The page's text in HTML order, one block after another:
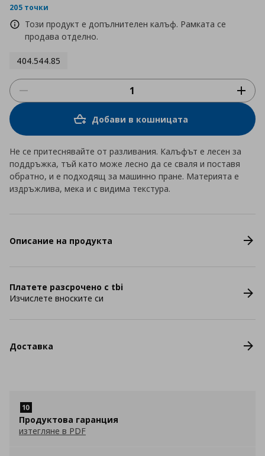
205 точки
Този продукт е допълнителен калъф. Рамката се
продава отделно.
404.544.85
Добави в кошницата
Не се притеснявайте от разливания. Калъфът е лесен за
поддръжка, тъй като може лесно да се сваля и поставя
обратно, и е подходящ за машинно пране. Материята е
издръжлива, мека и с видима текстура.
Описание на продукта
Платете разсрочено с tbi
Изчислете вноските си
Доставка
Продуктова гаранция
изтегляне в PDF